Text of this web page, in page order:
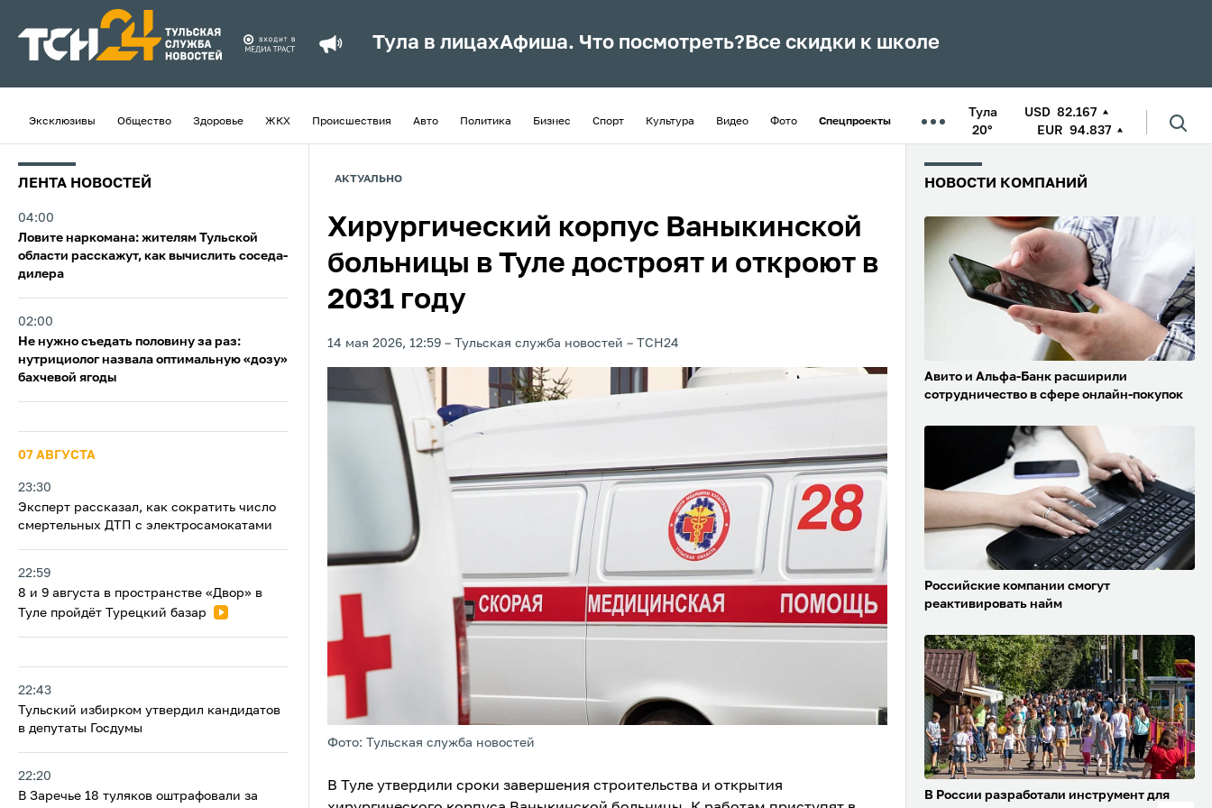
Тула в лицахАфиша. Что посмотреть? Все скидки к школе
Эксклюзивы Общество Здоровье ЖКХ Происшествия Авто Политика Бизнес Спорт Культура Видео Фото Спецпроекты
Тула
20°
USD 82.167
EUR 94.837
ЛЕНТА НОВОСТЕЙ
04:00
Ловите наркомана: жителям Тульской
области расскажут, как вычислить соседа-
дилера
02:00
Не нужно съедать половину за раз:
нутрициолог назвала оптимальную «дозу»
бахчевой ягоды
07 АВГУСТА
23:30
Эксперт рассказал, как сократить число
смертельных ДТП с электросамокатами
22:59
8 и 9 августа в пространстве «Двор» в
Туле пройдёт Турецкий базар
22:43
Тульский избирком утвердил кандидатов
в депутаты Госдумы
22:20
В Заречье 18 туляков оштрафовали за
АКТУАЛЬНО
Хирургический корпус Ваныкинской
больницы в Туле достроят и откроют в
2031 году
14 мая 2026, 12:59 Тульская служба новостей ТСН24
Фото: Тульская служба новостей
В Туле утвердили сроки завершения строительства и открытия
НОВОСТИ КОМПАНИЙ
Авито и Альфа-Банк расширили
сотрудничество в сфере онлайн-покупок
Российские компании смогут
реактивировать найм
В России разработали инструмент для